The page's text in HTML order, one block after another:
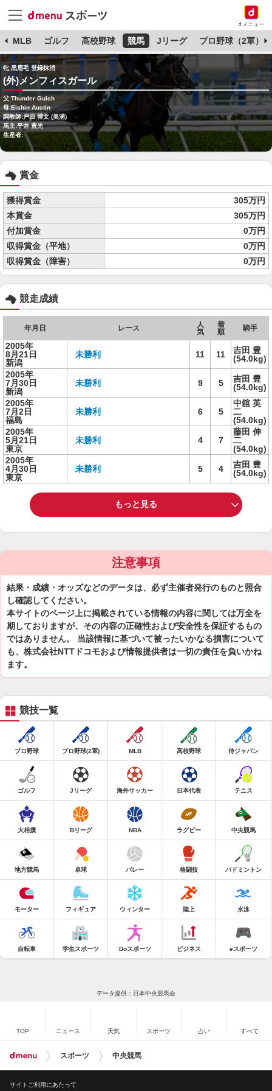
dメニュー
MLB ゴルフ 高校野球 競馬 Jリーグ プロ野球（2軍）
牝 黒鹿毛 登録抹消
(外)メンフィスガール
父:Thunder Gulch
母:Eishin Austin
調教師:戸田 博文 (美浦)
馬主:平井 豊光
生産者:
賞金
獲得賞金
305万円
本賞金
305万円
付加賞金
0万円
収得賞金（平地）
0万円
収得賞金（障害）
0万円
競走成績
年月日 レース
人
気
着
順
騎手
2005年
8月21日
新潟
未勝利 11 11
吉田 豊
(54.0kg)
2005年
7月30日
新潟
未勝利 9 5
吉田 豊
(54.0kg)
2005年
7月2日
福島
未勝利 6 5
中舘 英
二
(54.0kg)
2005年
5月21日
東京
未勝利 4 7
藤田 伸
二
(54.0kg)
2005年
4月30日
東京
未勝利 5 4
吉田 豊
(54.0kg)
もっと見る
注意事項
結果・成績・オッズなどのデータは、必ず主催者発行のものと照合
し確認してください。
本サイトのページ上に掲載されている情報の内容に関しては万全を
期しておりますが、その内容の正確性および安全性を保証するもの
ではありません。 当該情報に基づいて被ったいかなる損害について
も、株式会社NTTドコモおよび情報提供者は一切の責任を負いかね
ます。
競技一覧
プロ野球 プロ野球(2軍) MLB 高校野球 侍ジャパン
ゴルフ Jリーグ 海外サッカー 日本代表 テニス
大相撲 Bリーグ NBA ラグビー 中央競馬
地方競馬 卓球 バレー 格闘技 バドミントン
モーター フィギュア ウィンター 陸上 水泳
自転車 学生スポーツ Doスポーツ ビジネス eスポーツ
データ提供：日本中央競馬会
TOP ニュース 天気 スポーツ 占い すべて
スポーツ 中央競馬
サイトご利用にあたって